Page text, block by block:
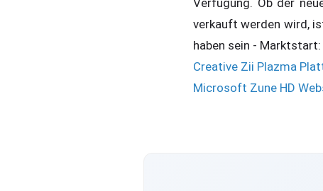
Verfügung. Ob der
verkauft werden wird,
haben sein -
Creative Zii Plazma
Microsoft Zune HD